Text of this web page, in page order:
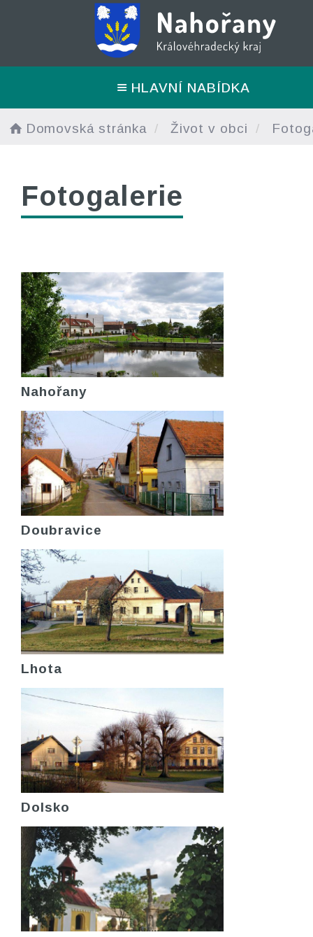
HLAVNÍ NABÍDKA
Domovská stránka Život v obci
Fotogalerie
Nahořany
Doubravice
Lhota
Dolsko